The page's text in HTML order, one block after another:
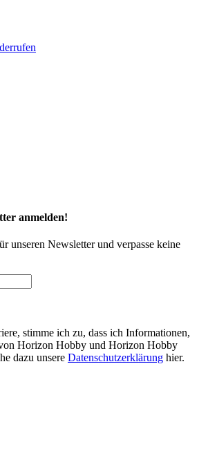
anmelden!
unseren Newsletter und verpasse keine
stimme ich zu, dass ich Informationen,
Horizon Hobby und Horizon Hobby
dazu unsere Datenschutzerklärung hier.